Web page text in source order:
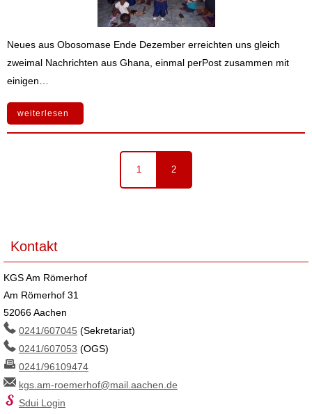
Neues aus Obosomase Ende Dezember erreichten uns gleich
zweimal Nachrichten aus Ghana, einmal perPost zusammen mit
einigen…
weiterlesen
1 2
Kontakt
KGS Am Römerhof
Am Römerhof 31
52066 Aachen
0241/607045 (Sekretariat)
0241/607053 (OGS)
0241/96109474
kgs.am-roemerhof@mail.aachen.de
Sdui Login